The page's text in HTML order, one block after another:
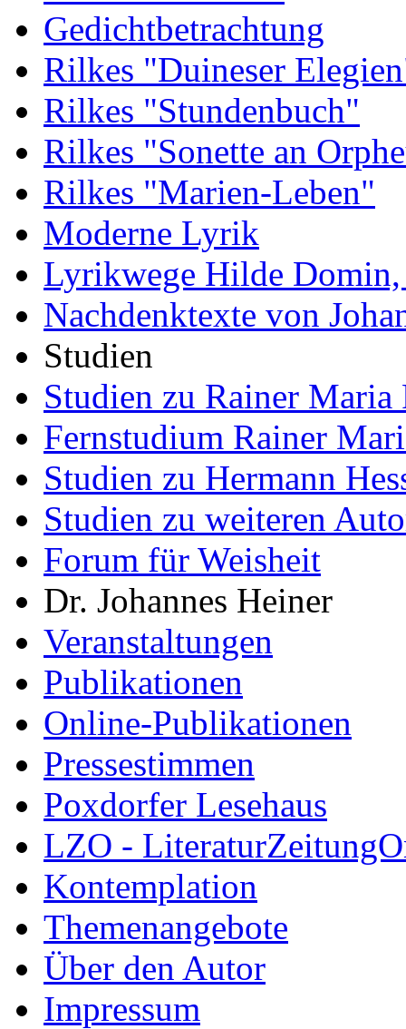
Gedichtbetrachtung
Rilkes "Duineser
Rilkes "Stundenbuch"
Rilkes "Sonette an
Rilkes "Marien-Leben"
Moderne Lyrik
Lyrikwege Hilde
Nachdenktexte von
Studien
Studien zu Rainer Maria
Fernstudium Rainer
Studien zu Hermann
Studien zu weiteren
Forum für Weisheit
Dr. Johannes Heiner
Veranstaltungen
Publikationen
Online-Publikationen
Pressestimmen
Poxdorfer Lesehaus
LZO -
Kontemplation
Themenangebote
Über den Autor
Impressum